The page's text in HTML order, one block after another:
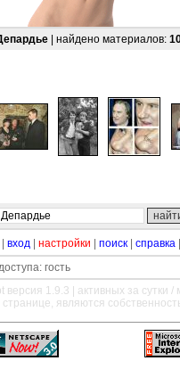
| найдено материалов:
вход настройки поиск справка
гость
версия 1.9.3 | активных за сутки /
являются
————————————